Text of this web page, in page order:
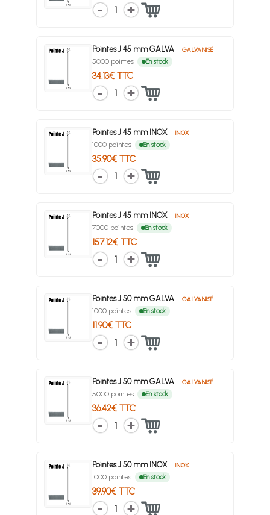
1
Pointes J 45 mm GALVA GALVANISÉ
5000 pointes En stock
34.13€ TTC
1
Pointes J 45 mm INOX INOX
1000 pointes En stock
35.90€ TTC
1
Pointes J 45 mm INOX INOX
7000 pointes En stock
157.12€ TTC
1
Pointes J 50 mm GALVA GALVANISÉ
1000 pointes En stock
11.90€ TTC
1
Pointes J 50 mm GALVA GALVANISÉ
5000 pointes En stock
36.42€ TTC
1
Pointes J 50 mm INOX INOX
1000 pointes En stock
39.90€ TTC
1